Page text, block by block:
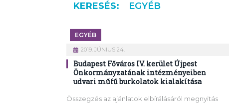
KERESÉS: EGYÉB
EGYÉB
2019. JÚNIUS 24.
Budapest Főváros IV. kerület Újpest
Önkormányzatának intézményeiben
udvari műfű burkolatok kialakítása
Összegzés az ajánlatok elbírálásáról megnyitás